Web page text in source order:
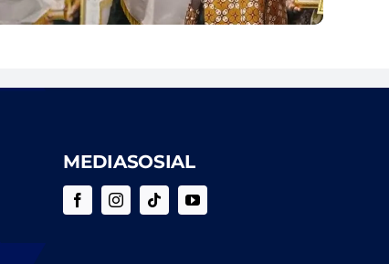
MEDIASOSIAL